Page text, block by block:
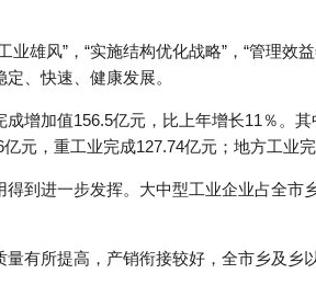
业雄风”，“实施结构优化战略”，“管理
、快速、健康发展。
增加值156.5亿元，比上年增长11％。
元，重工业完成127.74亿元；地方工业
到进一步发挥。大中型工业企业占全
有所提高，产销衔接较好，全市乡及乡